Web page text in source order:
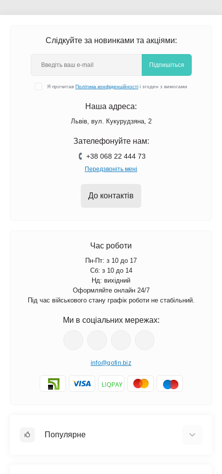
Слідкуйте за новинками та акціями:
Підпишіться
Я прочитав Політика конфіденційності і згоден з вимогами
Наша адреса:
Львів, вул. Кукурудзяна, 2
Зателефонуйте нам:
+38 068 22 444 73
Передзвоніть мені
До контактів
Час роботи
Пн-Пт: з 10 до 17
Сб: з 10 до 14
Нд: вихідний
Оформляйте онлайн 24/7
Під час військового стану графік роботи не стабільний.
Ми в соціальних мережах:
info@gofin.biz
Популярне